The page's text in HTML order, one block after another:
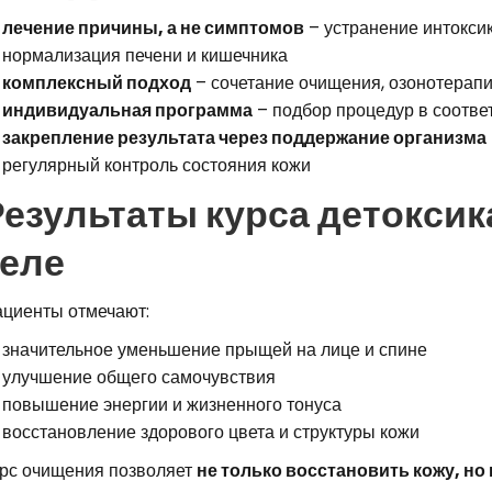
лечение причины, а не симптомов– устранение
нормализация печени и кишечника
комплексный подход– сочетание очищения,
индивидуальная программа– подбор процедур в
закрепление результата через поддержание организма
регулярный контроль состояния кожи
курса
отмечают:
значительное уменьшение прыщей на лице и спине
улучшение общего самочувствия
повышение энергии и жизненного тонуса
восстановление здорового цвета и структуры кожи
очищения позволяет не только восстановить кожу,